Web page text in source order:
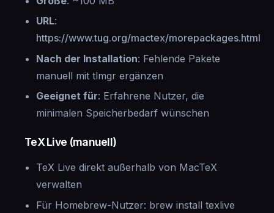
URL:
https://www.tug.org/mactex/morepackages.html
Nach der Installation: Fehlende Pakete
manuell mit tlmgr ergänzen
Geeignet für: Erfahrene Nutzer, die
minimalen Speicherbedarf wünschen
TeX Live (manuell)
TeX Live direkt außerhalb von MacTeX
verwalten
Für Homebrew-Nutzer: brew install texlive